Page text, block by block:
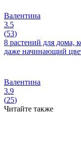
Валентина
3.5
(53)
8 растений для дома,
даже начинающий
Валентина
3.9
(25)
Читайте также